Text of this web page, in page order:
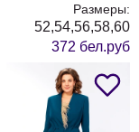
Размеры:
52,54,56,58,60
372 бел.руб